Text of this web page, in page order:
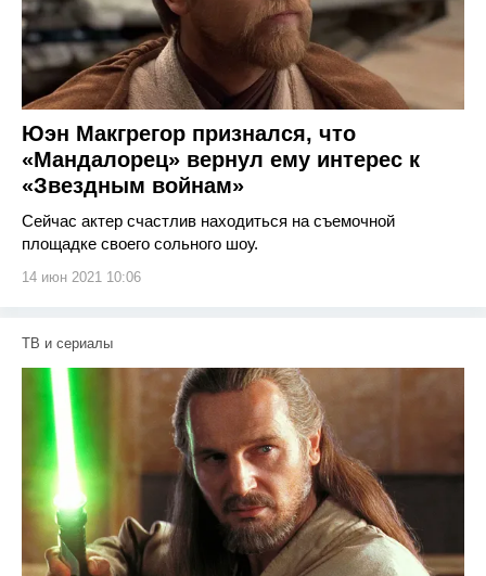
Юэн Макгрегор признался, что
«Мандалорец» вернул ему интерес к
«Звездным войнам»
Сейчас актер счастлив находиться на съемочной
площадке своего сольного шоу.
14 июн 2021 10:06
ТВ и сериалы